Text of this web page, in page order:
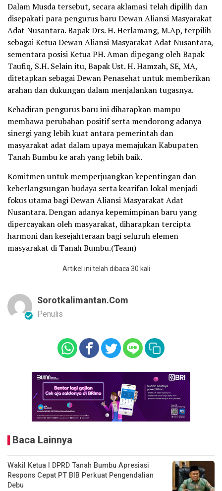
Dalam Musda tersebut, secara aklamasi telah dipilih dan
disepakati para pengurus baru Dewan Aliansi Masyarakat
Adat Nusantara. Bapak Drs. H. Herlamang, M.Ap, terpilih
sebagai Ketua Dewan Aliansi Masyarakat Adat Nusantara,
sementara posisi Ketua PH. Aman dipegang oleh Bapak
Taufiq, S.H. Selain itu, Bapak Ust. H. Hamzah, SE, MA,
ditetapkan sebagai Dewan Penasehat untuk memberikan
arahan dan dukungan dalam menjalankan tugasnya.
Kehadiran pengurus baru ini diharapkan mampu
membawa perubahan positif serta mendorong adanya
sinergi yang lebih kuat antara pemerintah dan
masyarakat adat dalam upaya memajukan Kabupaten
Tanah Bumbu ke arah yang lebih baik.
Komitmen untuk memperjuangkan kepentingan dan
keberlangsungan budaya serta kearifan lokal menjadi
fokus utama bagi Dewan Aliansi Masyarakat Adat
Nusantara. Dengan adanya kepemimpinan baru yang
dipercayakan oleh masyarakat, diharapkan tercipta
harmoni dan kesejahteraan bagi seluruh elemen
masyarakat di Tanah Bumbu.(Team)
Artikel ini telah dibaca 30 kali
Sorotkalimantan.com
Penulis
Baca Lainnya
Wakil Ketua I DPRD Tanah Bumbu Apresiasi
Respons Cepat PT BIB Perkuat Pengendalian
Debu